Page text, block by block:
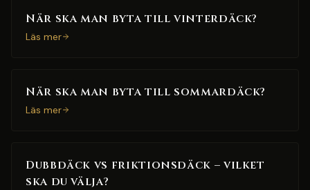
När ska man byta till vinterdäck?
Läs mer
När ska man byta till sommardäck?
Läs mer
Dubbdäck vs friktionsdäck – vilket
ska du välja?